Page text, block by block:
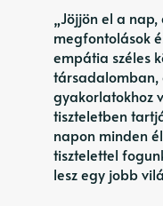
„Jöjjön el a
megfontolások
empátia széles
társadalomban,
gyakorlatokhoz
tiszteletben
napon minden
tisztelettel
lesz egy jobb